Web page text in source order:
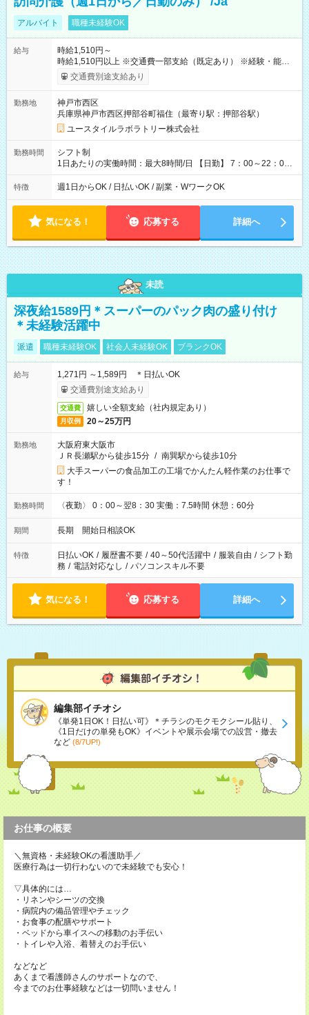
アルバイト 職種未経験OK
給与
時給1,510円～
時給1,510円以上 ※交通費一部支給（既定あり） ※経験・能力を
考慮して決定します 【収入例】 週1回勤務の場合：1,510円×8時
間×4回=4万8,320円 週3回勤務の場合：1,510円×8時間×12回
1,600円 【試用期間】試用期間あり 試用期間の長さ：2ヶ月
※ 雇用形態と給与に、本採用時と異なる部分があります。 雇用
形態：本採用時と同じです。 給与：時給 1,120円以上
交通費別途支給あり
勤務地
神戸市西区
兵庫県神戸市西区押部谷町福住（最寄り駅：押部谷駅）
ユースタイルラボラトリー株式会社
勤務時間
シフト制
1日あたりの実働時間：最大8時間/日 【日勤】 7：00～22：00
の間で8時間勤務（休憩時間は法定通り） ※週1日～OK ／ 夜勤
なし ＊＊ 勤務時間例 ＊＊ ■8時から17時 ■9時から18時 ■10
定（毎週同じ曜日勤務）
特徴 週1日からOK / 日払いOK / 副業・WワークOK
気になる！ 応募する 詳細へ
未読
深夜給1589円＊スーパーのパック肉の盛り付け
＊未経験活躍中
派遣 職種未経験OK 社会人未経験OK ブランクOK
給与
1,271円 ～1,589円 ＊日払いOK
交通費別途支給あり
交通費 嬉しい全額支給（社内規定あり）
月収例 20～25万円
勤務地
大阪府東大阪市
ＪＲ長瀬駅から徒歩15分 / 南巽駅から徒歩10分
大手スーパーの食品加工の工場でかんたん軽作業のお仕事で
す！
勤務時間 〈夜勤〉 0：00～翌8：30 実働：7.5時間 休憩：60分
期間 長期 開始日相談OK
特徴 日払いOK / 履歴書不要 / 40～50代活躍中 / 服装自由 / シフト勤
務 / 電話対応なし / パソコンスキル不要
気になる！ 応募する 詳細へ
編集部イチオシ
《単発1日OK！日払い可》＊チラシのモクモクシール貼り、
《1日だけの単発もOK》イベントや展示会場での設営・撤去
など (8/7UP!)
お仕事の概要
＼無資格・未経験OKの看護助手／
医療行為は一切行わないので未経験でも安心！
▽具体的には…
・リネンやシーツの交換
・病院内の備品管理やチェック
・お食事の配膳やサポート
・ベッドから車イスへの移動のお手伝い
・トイレや入浴、着替えのお手伝い
などなど
あくまで看護師さんのサポートなので、
今までのお仕事経験などは一切問いません！